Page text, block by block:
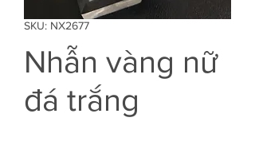
SKU: NX2677
Nhẫn vàng nữ
đá trắng